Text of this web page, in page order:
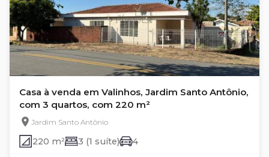
Casa à venda em Valinhos, Jardim Santo Antônio,
com 3 quartos, com 220 m²
Jardim Santo Antônio
220 m² 3 (1 suíte) 4